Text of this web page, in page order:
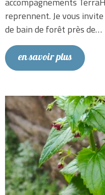
reprennent. Je vous
de bain de forêt près de…
en savoir plus